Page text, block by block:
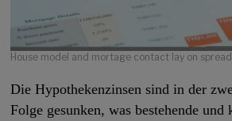
House model and mortage contact lay on
Die Hypothekenzinsen sind in der
Folge gesunken, was bestehende und